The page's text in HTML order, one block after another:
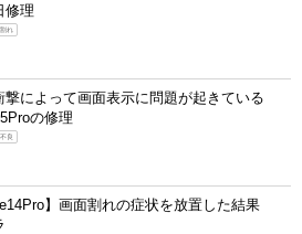
修理
れ
撃によって画面表示に問題が起きている
の修理
良
】画面割れの症状を放置した結果